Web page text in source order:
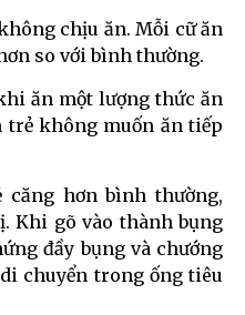
chịu ăn. Mỗi cữ ăn
so với bình thường.
ăn một lượng thức ăn
không muốn ăn tiếp
căng hơn bình thường,
Khi gõ vào thành bụng
đầy bụng và chướng
chuyển trong ống tiêu